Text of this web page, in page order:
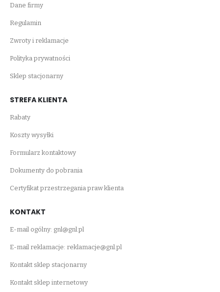
Dane firmy
Regulamin
Zwroty i reklamacje
Polityka prywatności
Sklep stacjonarny
STREFA KLIENTA
Rabaty
Koszty wysyłki
Formularz kontaktowy
Dokumenty do pobrania
Certyfikat przestrzegania praw klienta
KONTAKT
E-mail ogólny: gnl@gnl.pl
E-mail reklamacje: reklamacje@gnl.pl
Kontakt sklep stacjonarny
Kontakt sklep internetowy